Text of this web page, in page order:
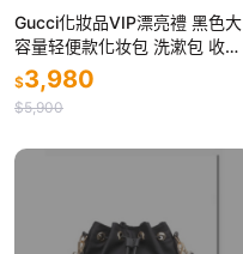
Gucci化妝品VIP漂亮禮 黑色大
容量轻便款化妆包 洗漱包 收納
包 手拿包 母親節 情人節 交換禮
物 聖誕禮物 生日禮
$3,980
$5,900